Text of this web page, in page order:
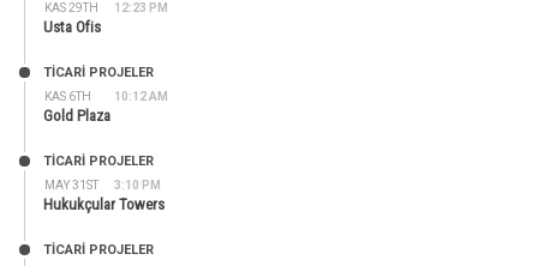
KAS 29TH 12:23 PM
Usta Ofis
KAS 6TH 10:12 AM
TİCARİ PROJELER
Gold Plaza
MAY 31ST 3:10 PM
TİCARİ PROJELER
Hukukçular Towers
TİCARİ PROJELER